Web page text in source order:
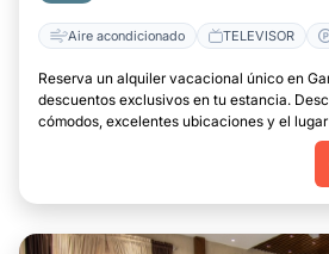
Aire acondicionado TELEVISOR
Reserva un alquiler vacacional único en
descuentos exclusivos en tu estancia.
cómodos, excelentes ubicaciones y el